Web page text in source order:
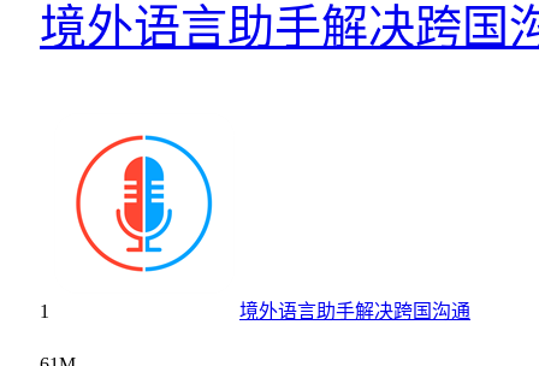
境外语言助手解决跨国
1 境外语言助手解决跨国沟通